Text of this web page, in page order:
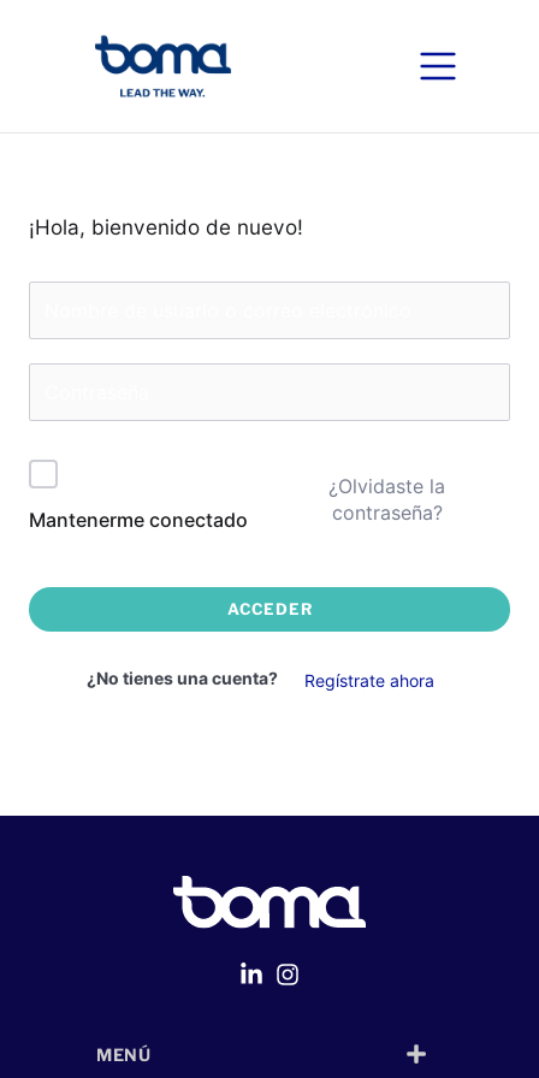
¡Hola, bienvenido de nuevo!
Mantenerme conectado
¿Olvidaste la
contraseña?
ACCEDER
¿No tienes una cuenta? Regístrate ahora
MENÚ
Página Web Despliegue Web